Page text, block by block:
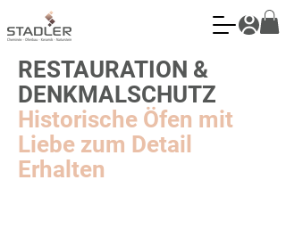
RESTAURATION &
DENKMALSCHUTZ
Historische Öfen mit
Liebe zum Detail
Erhalten